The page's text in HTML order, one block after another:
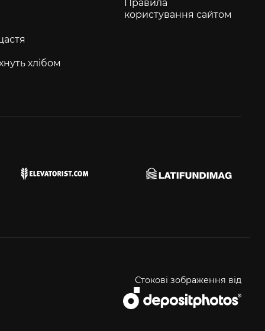
хлібом
Правила
користування сайтом
Стокові зображення від